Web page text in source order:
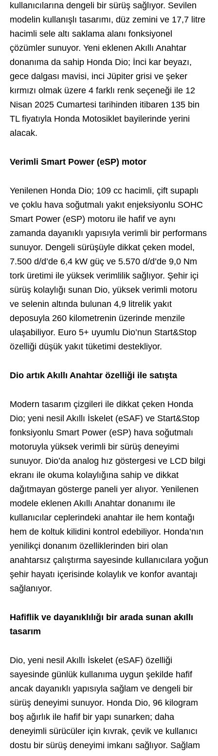
kullanıcılarına dengeli bir sürüş sağlıyor. Sevilen
modelin kullanışlı tasarımı, düz zemini ve 17,7 litre
hacimli sele altı saklama alanı fonksiyonel
çözümler sunuyor. Yeni eklenen Akıllı Anahtar
donanıma da sahip Honda Dio; İnci kar beyazı,
gece dalgası mavisi, inci Jüpiter grisi ve şeker
kırmızı olmak üzere 4 farklı renk seçeneği ile 12
Nisan 2025 Cumartesi tarihinden itibaren 135 bin
TL fiyatıyla Honda Motosiklet bayilerinde yerini
alacak.
Verimli Smart Power (eSP) motor
Yenilenen Honda Dio; 109 cc hacimli, çift supaplı
ve çoklu hava soğutmalı yakıt enjeksiyonlu SOHC
Smart Power (eSP) motoru ile hafif ve aynı
zamanda dayanıklı yapısıyla verimli bir performans
sunuyor. Dengeli sürüşüyle dikkat çeken model,
7.500 d/d’de 6,4 kW güç ve 5.570 d/d’de 9,0 Nm
tork üretimi ile yüksek verimlilik sağlıyor. Şehir içi
sürüş kolaylığı sunan Dio, yüksek verimli motoru
ve selenin altında bulunan 4,9 litrelik yakıt
deposuyla 260 kilometrenin üzerinde menzile
ulaşabiliyor. Euro 5+ uyumlu Dio’nun Start&Stop
özelliği düşük yakıt tüketimi destekliyor.
Dio artık Akıllı Anahtar özelliği ile satışta
Modern tasarım çizgileri ile dikkat çeken Honda
Dio; yeni nesil Akıllı İskelet (eSAF) ve Start&Stop
fonksiyonlu Smart Power (eSP) hava soğutmalı
motoruyla yüksek verimli bir sürüş deneyimi
sunuyor. Dio’da analog hız göstergesi ve LCD bilgi
ekranı ile okuma kolaylığına sahip ve dikkat
dağıtmayan gösterge paneli yer alıyor. Yenilenen
modele eklenen Akıllı Anahtar donanımı ile
kullanıcılar ceplerindeki anahtar ile hem kontağı
hem de koltuk kilidini kontrol edebiliyor. Honda’nın
yenilikçi donanım özelliklerinden biri olan
anahtarsız çalıştırma sayesinde kullanıcılara yoğun
şehir hayatı içerisinde kolaylık ve konfor avantajı
sağlanıyor.
Hafiflik ve dayanıklılığı bir arada sunan akıllı
tasarım
Dio, yeni nesil Akıllı İskelet (eSAF) özelliği
sayesinde günlük kullanıma uygun şekilde hafif
ancak dayanıklı yapısıyla sağlam ve dengeli bir
sürüş deneyimi sunuyor. Honda Dio, 96 kilogram
boş ağırlık ile hafif bir yapı sunarken; daha
deneyimli sürücüler için kıvrak, çevik ve kullanıcı
dostu bir sürüş deneyimi imkanı sağlıyor. Sağlam